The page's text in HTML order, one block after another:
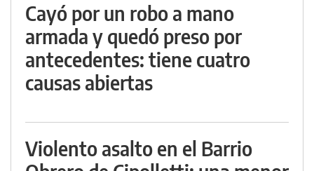
Cayó por un robo a mano
armada y quedó preso por
antecedentes: tiene cuatro
causas abiertas
Violento asalto en el Barrio